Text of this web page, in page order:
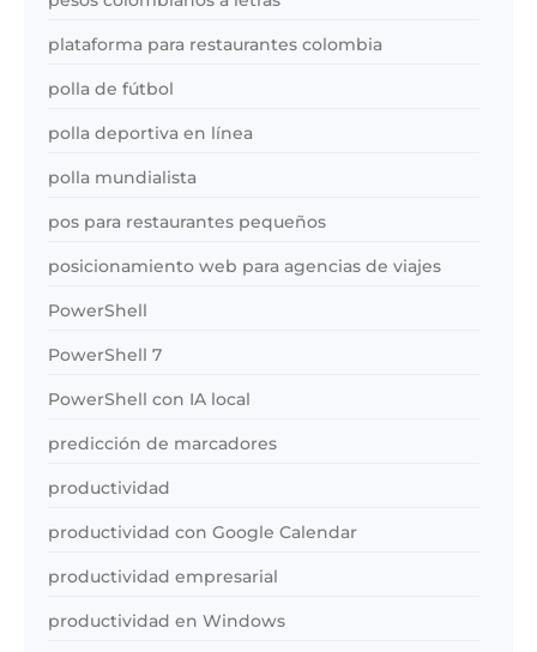
plataforma para restaurantes colombia
polla de fútbol
polla deportiva en línea
polla mundialista
pos para restaurantes pequeños
posicionamiento web para agencias de viajes
PowerShell
PowerShell 7
PowerShell con IA local
predicción de marcadores
productividad
productividad con Google Calendar
productividad empresarial
productividad en Windows